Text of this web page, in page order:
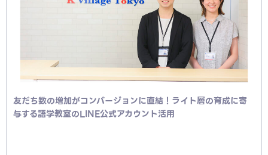
友だち数の増加がコンバージョンに直結！ライト層の育成に寄
与する語学教室のLINE公式アカウント活用